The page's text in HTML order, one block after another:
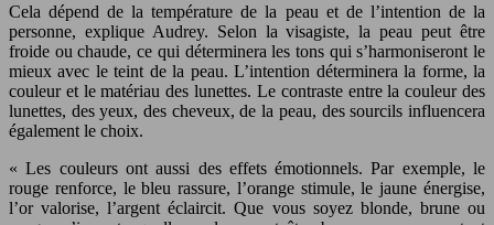
Cela dépend de la température de la peau et de l’intention de la
personne, explique Audrey. Selon la visagiste, la peau peut être
froide ou chaude, ce qui déterminera les tons qui s’harmoniseront le
mieux avec le teint de la peau. L’intention déterminera la forme, la
couleur et le matériau des lunettes. Le contraste entre la couleur des
lunettes, des yeux, des cheveux, de la peau, des sourcils influencera
également le choix.
« Les couleurs ont aussi des effets émotionnels. Par exemple, le
rouge renforce, le bleu rassure, l’orange stimule, le jaune énergise,
l’or valorise, l’argent éclaircit. Que vous soyez blonde, brune ou